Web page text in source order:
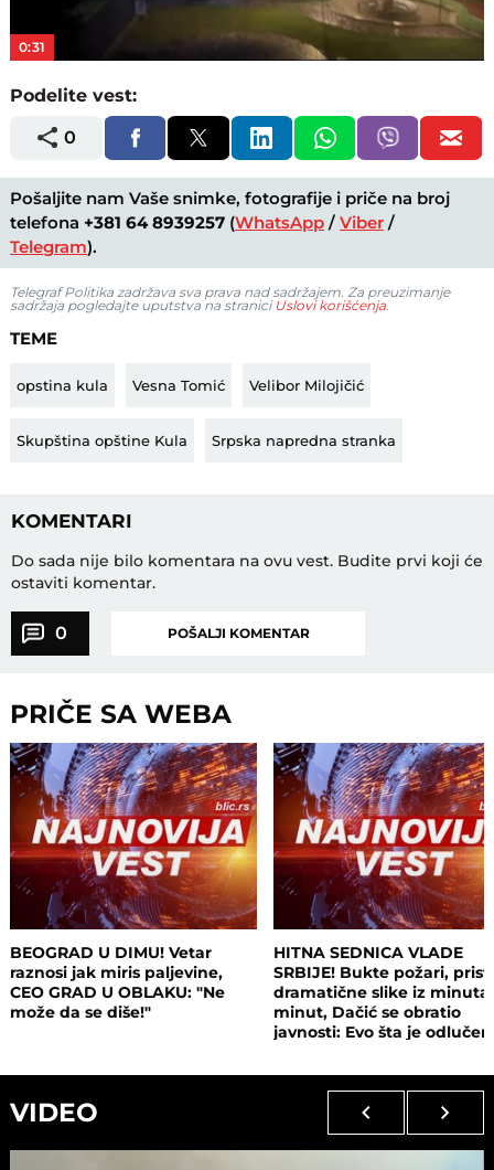
0:31
Podelite vest:
0
Pošaljite nam Vaše snimke, fotografije i priče na broj
telefona +381 64 8939257 (WhatsApp /Viber /
Telegram).
Telegraf Politika zadržava sva prava nad sadržajem. Za preuzimanje
sadržaja pogledajte uputstva na stranici Uslovi korišćenja
TEME
opstina kula Vesna Tomić Velibor Milojičić
Skupština opštine Kula Srpska napredna stranka
KOMENTARI
Do sada nije bilo komentara na ovu vest. Budite prvi koji će
ostaviti komentar.
0 POŠALJI KOMENTAR
PRIČE SA WEBA
BEOGRAD U DIMU! Vetar
raznosi jak miris paljevine,
CEO GRAD U OBLAKU: "Ne
može da se diše!"
HITNA SEDNICA VLADE
SRBIJE! Bukte požari,
dramatične slike iz minuta
minut, Dačić se obratio
javnosti: Evo šta je
VIDEO